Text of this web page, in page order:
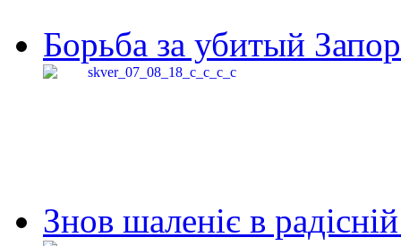
Борьба за убитый
Знов шаленіє в